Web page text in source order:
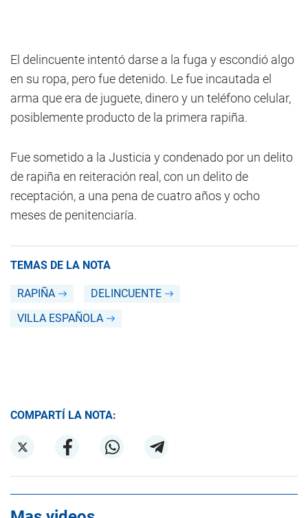
El delincuente intentó darse a la fuga y escondió algo
en su ropa, pero fue detenido. Le fue incautada el
arma que era de juguete, dinero y un teléfono celular,
posiblemente producto de la primera rapiña.
Fue sometido a la Justicia y condenado por un delito
de rapiña en reiteración real, con un delito de
receptación, a una pena de cuatro años y ocho
meses de penitenciaría.
TEMAS DE LA NOTA
RAPIÑA
DELINCUENTE
VILLA ESPAÑOLA
COMPARTÍ LA NOTA: